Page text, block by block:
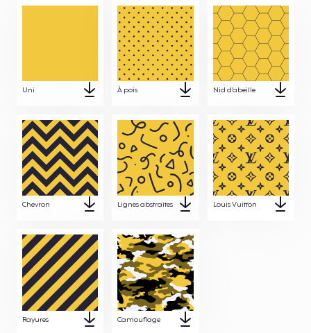
Uni À pois Nid d’abeille
Chevron Lignes abstraites Louis Vuitton
Rayures Camouflage